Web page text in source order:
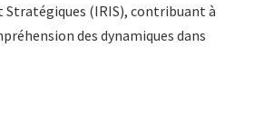
(IRIS), contribuant à
des dynamiques dans